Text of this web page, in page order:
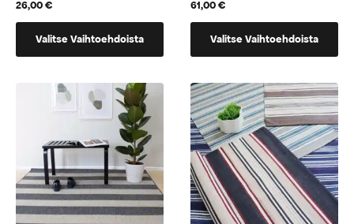
26,00€
Valitse Vaihtoehdoista
tuotteella
vaihtoehtoja,
tuotteen
sivulla
61,00€
Valitse Vaihtoehdoista
tuotteella
vaihtoehtoja,
jotka
voidaan
valita
tuotteen
sivulla